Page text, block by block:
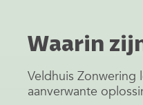
Waarin
Veldhuis Zonwering
aanverwante